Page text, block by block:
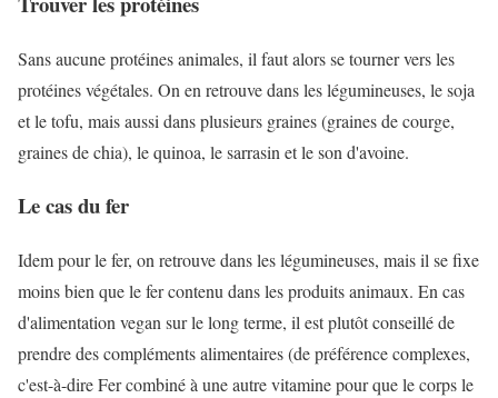
Sans aucune protéines animales, il faut alors se tourner vers les
protéines végétales. On en retrouve dans les légumineuses, le soja
et le tofu, mais aussi dans plusieurs graines (graines de courge,
graines de chia), le quinoa, le sarrasin et le son d'avoine.
Le cas du fer
Idem pour le fer, on retrouve dans les légumineuses, mais il se fixe
moins bien que le fer contenu dans les produits animaux. En cas
d'alimentation vegan sur le long terme, il est plutôt conseillé de
prendre des compléments alimentaires (de préférence complexes,
c'est-à-dire Fer combiné à une autre vitamine pour que le corps le